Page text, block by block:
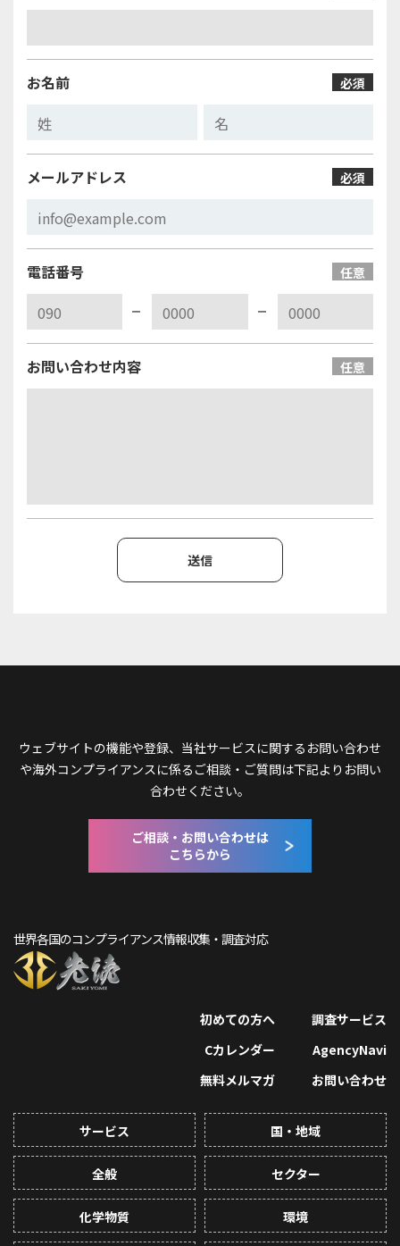
お名前 必須
メールアドレス 必須
電話番号 任意
お問い合わせ内容 任意
ウェブサイトの機能や登録、当社サービスに関するお問い合わせ
や海外コンプライアンスに係るご相談・ご質問は下記よりお問い
合わせください。
ご相談・お問い合わせは
こちらから
世界各国のコンプライアンス情報収集・調査対応
初めての方へ
調査サービス
Cカレンダー
AgencyNavi
無料メルマガ
お問い合わせ
サービス 国・地域
全般 セクター
化学物質 環境